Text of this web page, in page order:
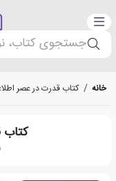
دسته‌بندی
جستجوی کتاب،
خانه / کتاب قدرت در عصر
کتاب